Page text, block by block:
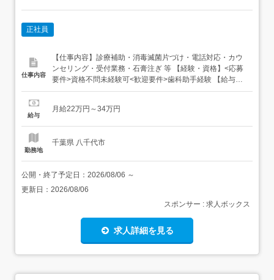
正社員
仕事内容
【仕事内容】診療補助・消毒滅菌片づけ・電話対応・カウ
ンセリング・受付業務・石膏注ぎ 等 【経験・資格】<応募
要件>資格不問未経験可<歓迎要件>歯科助手経験 【給与】
月給 220,000円 〜 340,000円<給与の備考> 給与は諸手当
当 10,000円(週休3日の場合は-30,000円)家賃補...
給与
月給22万円～34万円
勤務地
千葉県 八千代市
公開・終了予定日： 2026/08/06 ～
更新日： 2026/08/06
スポンサー : 求人ボックス
求人詳細を見る